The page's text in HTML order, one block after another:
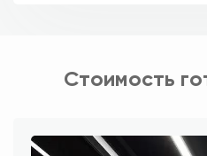
Стоимость